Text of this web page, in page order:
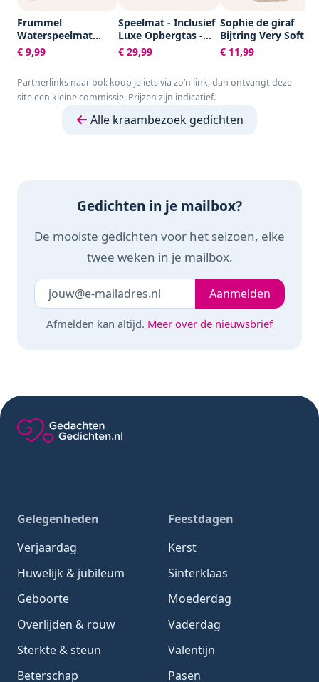
Frummel
Waterspeelmat
Baby – Watermat –
Speelkleed –
Waterspeelgoed
Baby - Kraamcadeau
€ 9,99
Speelmat - Inclusief
Luxe Opbergtas -
Dubbelzijdig -
Speelkleed -
Speelkleed Baby -
Speelmat Foam -
Opvouwbaar - Beige
€ 29,99
Sophie de giraf
Bijtring Very Soft -
Baby speelgoed -
Kraamcadeau -
- 100% Natuurlijk
geschenkdoosje
€ 11,99
Partnerlinks naar bol: koop je iets via zo’n link, dan ontvangt deze
site een kleine commissie. Prijzen zijn indicatief.
Alle kraambezoek gedichten
Gedichten in je mailbox?
De mooiste gedichten voor het seizoen, elke
twee weken in je mailbox.
Laat dit veld leeg Je e-mailadresAanmelden
Afmelden kan altijd. Meer over de nieuwsbrief
Gelegenheden
Verjaardag
Huwelijk & jubileum
Geboorte
Overlijden & rouw
Sterkte & steun
Beterschap
Feestdagen
Kerst
Sinterklaas
Moederdag
Vaderdag
Valentijn
Pasen